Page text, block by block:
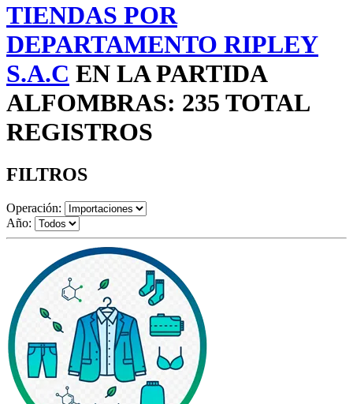
TIENDAS POR
DEPARTAMENTO RIPLEY
S.A.C EN LA PARTIDA
ALFOMBRAS: 235 TOTAL
REGISTROS
FILTROS
Operación:
Año: